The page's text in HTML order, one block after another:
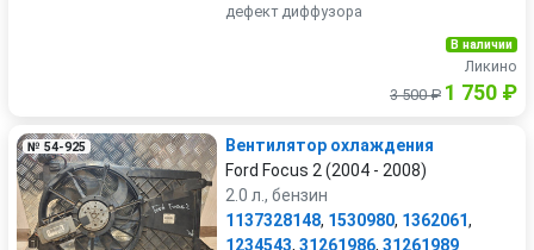
дефект диффузора
В наличии
Ликино
3 500 ₽ 1 750 ₽
№ 54-925
Вентилятор охлаждения
Ford Focus 2 (2004 - 2008)
2.0 л., бензин
1137328148, 1530980, 1362061,
1234543, 31261986, 31261989